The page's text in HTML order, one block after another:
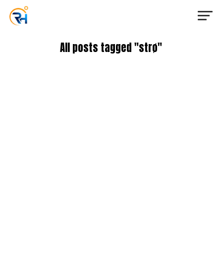
All posts tagged "strø"